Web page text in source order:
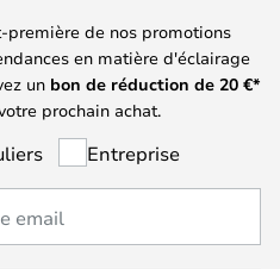
première de nos promotions
en matière d'éclairage
un bon de réduction de 20 €*
prochain achat.
Entreprise